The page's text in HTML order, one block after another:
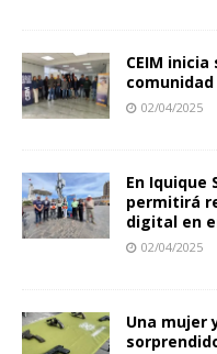
CEIM
02/04/2025
En Iquique
permitirá
digital en
02/04/2025
Una mujer